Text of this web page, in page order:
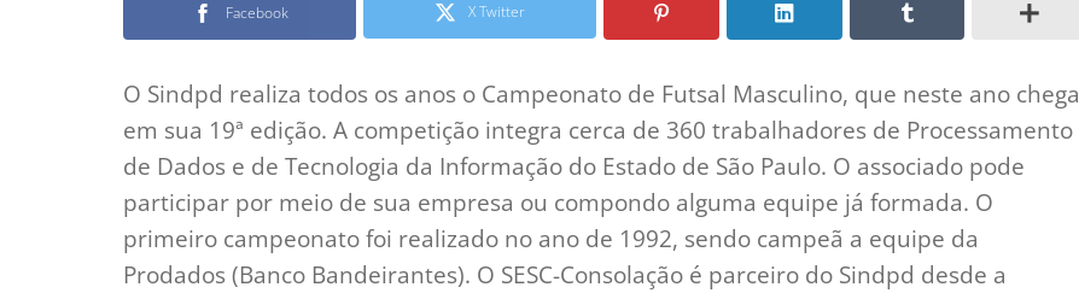
Facebook X Twitter
O Sindpd realiza todos os anos o Campeonato de Futsal Masculino, que neste ano chega
em sua 19ª edição. A competição integra cerca de 360 trabalhadores de Processamento
de Dados e de Tecnologia da Informação do Estado de São Paulo. O associado pode
participar por meio de sua empresa ou compondo alguma equipe já formada. O
primeiro campeonato foi realizado no ano de 1992, sendo campeã a equipe da
Prodados (Banco Bandeirantes). O SESC-Consolação é parceiro do Sindpd desde a